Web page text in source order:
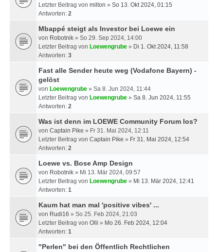
Letzter Beitrag von milton » So 13. Okt 2024, 01:15
Antworten: 2
Mbappé steigt als Investor bei Loewe ein
von Robotnik » So 29. Sep 2024, 14:00
Letzter Beitrag von Loewengrube » Di 1. Okt 2024, 11:58
Antworten: 3
Fast alle Sender heute weg (Vodafone Bayern) -
gelöst
von Loewengrube » Sa 8. Jun 2024, 11:44
Letzter Beitrag von Loewengrube » Sa 8. Jun 2024, 11:55
Antworten: 2
Was ist denn im LOEWE Community Forum los?
von Captain Pike » Fr 31. Mai 2024, 12:11
Letzter Beitrag von Captain Pike » Fr 31. Mai 2024, 12:54
Antworten: 2
Loewe vs. Bose Amp Design
von Robotnik » Mi 13. Mär 2024, 09:57
Letzter Beitrag von Loewengrube » Mi 13. Mär 2024, 12:41
Antworten: 1
Kaum hat man mal 'positive vibes' ...
von Rudi16 » So 25. Feb 2024, 21:03
Letzter Beitrag von Olli » Mo 26. Feb 2024, 12:04
Antworten: 1
"Perlen" bei den Öffentlich Rechtlichen